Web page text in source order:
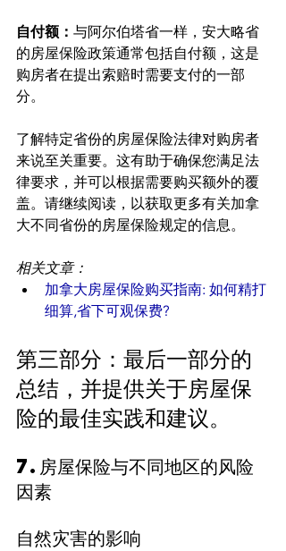
自付额： 与阿尔伯塔省一样，安大略省
的房屋保险政策通常包括自付额，这是
购房者在提出索赔时需要支付的一部
分。
了解特定省份的房屋保险法律对购房者
来说至关重要。这有助于确保您满足法
律要求，并可以根据需要购买额外的覆
盖。请继续阅读，以获取更多有关加拿
大不同省份的房屋保险规定的信息。
相关文章：
加拿大房屋保险购买指南: 如何精打
细算,省下可观保费?
第三部分：最后一部分的
总结，并提供关于房屋保
险的最佳实践和建议。
7.房屋保险与不同地区的风险
因素
自然灾害的影响